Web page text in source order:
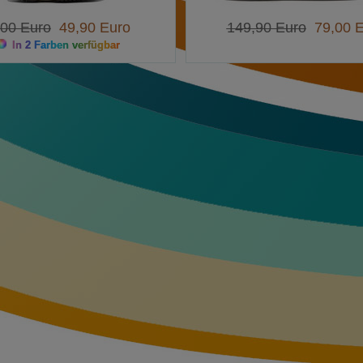
Euro49,90 Euro
In 2 Farben verfügbar
149,90 Euro79,00